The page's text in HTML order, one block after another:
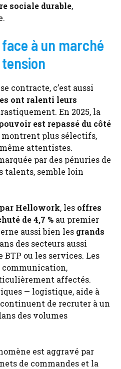
sociale durable,
à un marché
tension
contracte, c’est aussi
ont ralenti leurs
En 2025, la
est repassé du côté
montrent plus sélectifs,
attentistes.
par des pénuries de
talents, semble loin
par Hellowork, les offres
de 4,7 % au premier
aussi bien les grands
des secteurs aussi
ou les services. Les
communication,
affectés.
— logistique, aide à
de recruter à un
des volumes
est aggravé par
de commandes et la